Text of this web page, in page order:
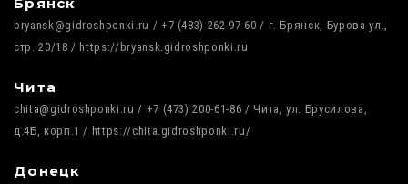
bryansk@gidroshponki.ru / +7 (483) 262-97-60 / г. Брянск, Бурова ул.,
стр. 20/18 / https://bryansk.gidroshponki.ru
Чита
chita@gidroshponki.ru / +7 (473) 200-61-86 / Чита, ул. Брусилова,
д.4Б, корп.1 / https://chita.gidroshponki.ru/
Донецк